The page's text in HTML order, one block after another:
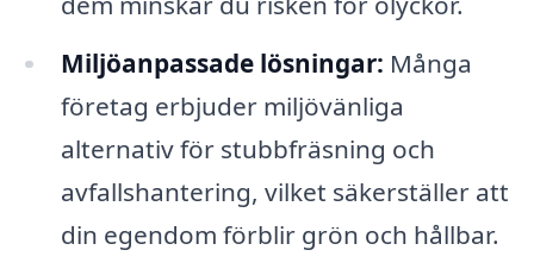
Miljöanpassade lösningar: Många
företag erbjuder miljövänliga
alternativ för stubbfräsning och
avfallshantering, vilket säkerställer att
din egendom förblir grön och hållbar.